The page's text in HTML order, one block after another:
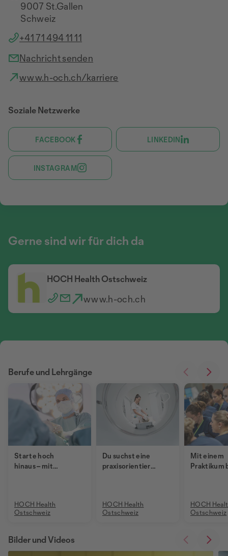
9007 St.Gallen
Schweiz
+41 71 494 11 11
Nachricht senden
www.h-och.ch/karriere
Soziale Netzwerke
FACEBOOK LINKEDIN
INSTAGRAM
Gerne sind wir für dich da
HOCH Health Ostschweiz
www.h-och.ch
Starte hoch
hinaus – mit
HOCH Health
Ostschweiz
Du suchst eine
praxisorientierte
HOCH Health
Ostschweiz
Mit einem
Praktikum
einen
Start in
HOCH
Ostschweiz
Berufe und Lehrgänge
Bilder und Videos